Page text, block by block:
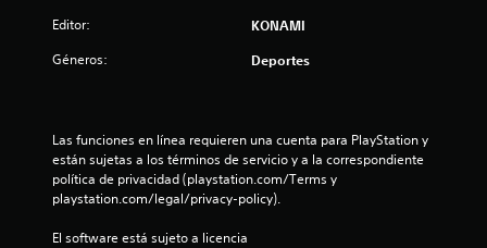
e
Editor: KONAMI
Géneros: Deportes
Las funciones en línea requieren una cuenta para PlayStation y
están sujetas a los términos de servicio y a la correspondiente
política de privacidad (playstation.com/Terms y
playstation.com/legal/privacy-policy).
El software está sujeto a licencia